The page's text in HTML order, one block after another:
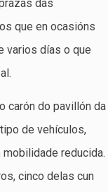
das
que en ocasións
varios días o que
carón do pavillón da
de vehículos,
reducida.
cinco delas cun